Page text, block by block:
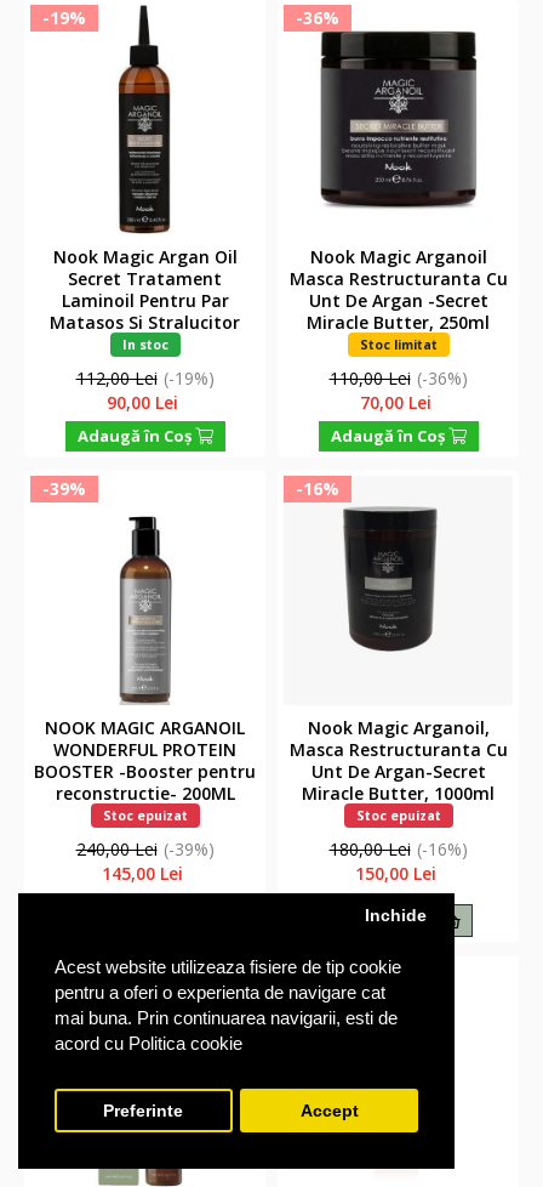
Acest website utilizeaza fisiere de tip cookie
pentru a oferi o experienta de navigare cat
mai buna. Prin continuarea navigarii, esti de
acord cu Politica cookie
Inchide
Preferinte Accept
-19%
Nook Magic Argan Oil
Secret Tratament
Laminoil Pentru Par
Matasos Si Stralucitor
250ml
In stoc
112,00 Lei (-19%)
90,00 Lei
Adaugă în Coş
-36%
Nook Magic Arganoil
Masca Restructuranta Cu
Unt De Argan -Secret
Miracle Butter, 250ml
Stoc limitat
110,00 Lei (-36%)
70,00 Lei
Adaugă în Coş
-39%
NOOK MAGIC ARGANOIL
WONDERFUL PROTEIN
BOOSTER -Booster pentru
reconstructie- 200ML
Stoc epuizat
240,00 Lei (-39%)
145,00 Lei
-16%
Nook Magic Arganoil,
Masca Restructuranta Cu
Unt De Argan-Secret
Miracle Butter, 1000ml
Stoc epuizat
180,00 Lei (-16%)
150,00 Lei
Anunta-ma
-5% -6%